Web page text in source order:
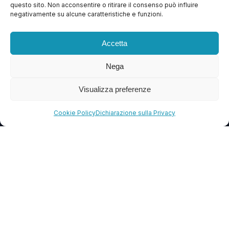
questo sito. Non acconsentire o ritirare il consenso può influire
negativamente su alcune caratteristiche e funzioni.
Accetta
Nega
Visualizza preferenze
Cookie PolicyDichiarazione sulla Privacy
Contattaci
Blog